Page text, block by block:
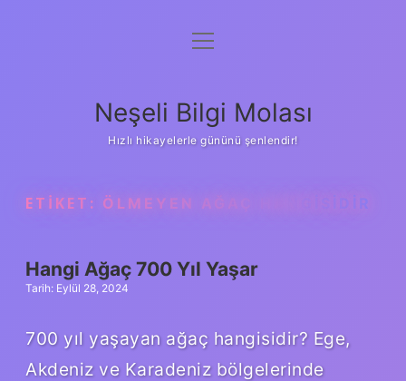
Anasayfa
Yasal Uyarı
menüyü
Neşeli Bilgi Molası
Hızlı hikayelerle gününü şenlendir!
ETIKET: ÖLMEYEN AĞAÇ HANGISIDIR
Hangi Ağaç 700 Yıl Yaşar
Tarih: Eylül 28, 2024
700 yıl yaşayan ağaç hangisidir? Ege,
Akdeniz ve Karadeniz bölgelerinde